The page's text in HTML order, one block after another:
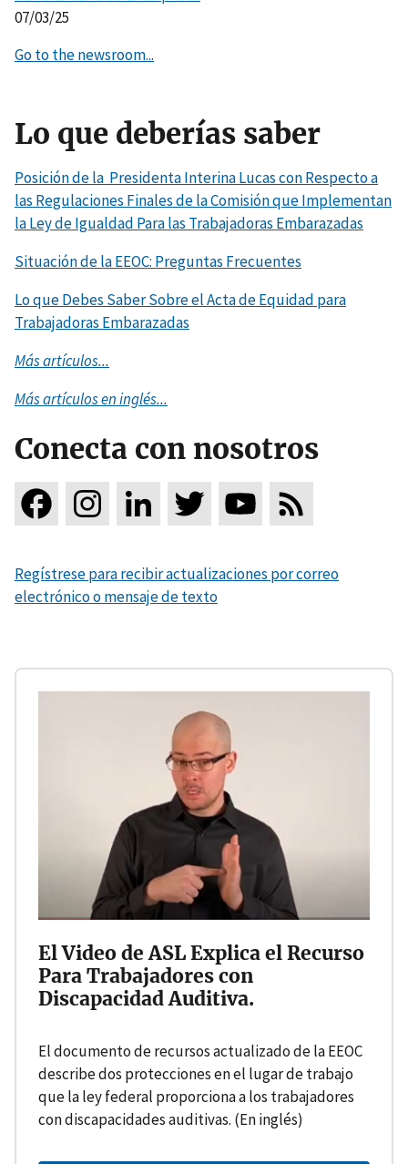
07/03/25
Go to the newsroom...
Lo que deberías saber
Posición de la Presidenta Interina Lucas con Respecto a
las Regulaciones Finales de la Comisión que Implementan
la Ley de Igualdad Para las Trabajadoras Embarazadas
Situación de la EEOC: Preguntas Frecuentes
Lo que Debes Saber Sobre el Acta de Equidad para
Trabajadoras Embarazadas
Más artículos...
Más artículos en inglés...
Conecta con nosotros
Regístrese para recibir actualizaciones por correo
electrónico o mensaje de texto
El Video de ASL Explica el Recurso
Para Trabajadores con
Discapacidad Auditiva.
El documento de recursos actualizado de la EEOC
describe dos protecciones en el lugar de trabajo
que la ley federal proporciona a los trabajadores
con discapacidades auditivas. (En inglés)